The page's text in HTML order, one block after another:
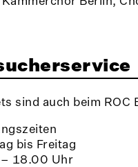
sind auch beim ROC
bis Freitag
18.00 Uhr